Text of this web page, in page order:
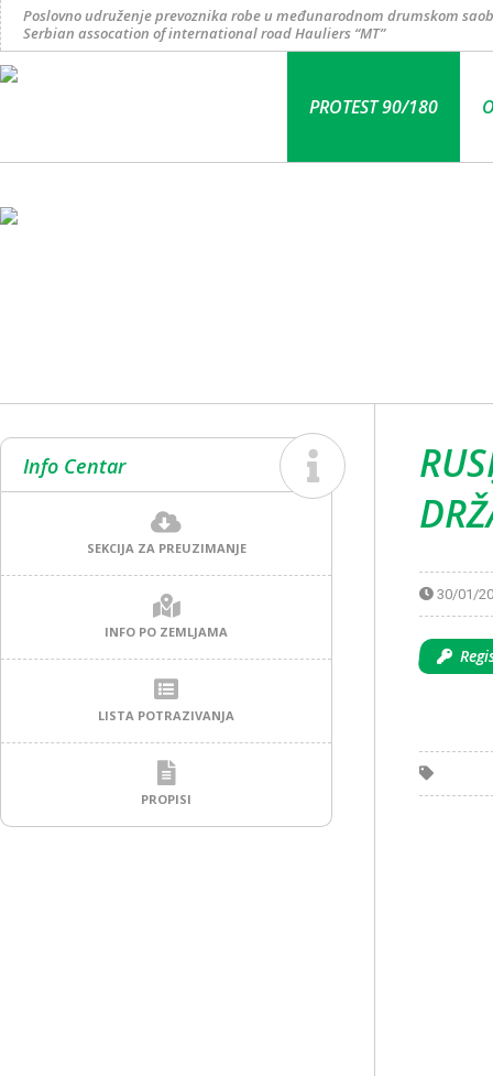
Poslovno udruženje prevoznika robe u međunarodnom drumskom
Serbian assocation of international road Hauliers “MT”
PROTEST 90/180
Info Centar
SEKCIJA ZA PREUZIMANJE
INFO PO ZEMLJAMA
LISTA POTRAZIVANJA
PROPISI
30/01/